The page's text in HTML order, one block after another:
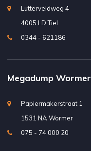
Lutterveldweg 4
4005 LD Tiel
0344 - 621186
Megadump Wormer
Papiermakerstraat 1
1531 NA Wormer
075 - 74 000 20